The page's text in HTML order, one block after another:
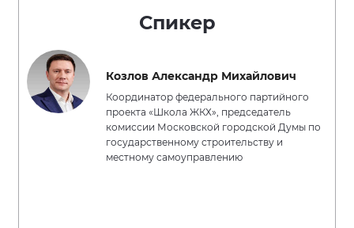
Спикер
Козлов Александр Михайлович
Координатор федерального партийного
проекта «Школа ЖКХ», председатель
комиссии Московской городской Думы по
государственному строительству и
местному самоуправлению